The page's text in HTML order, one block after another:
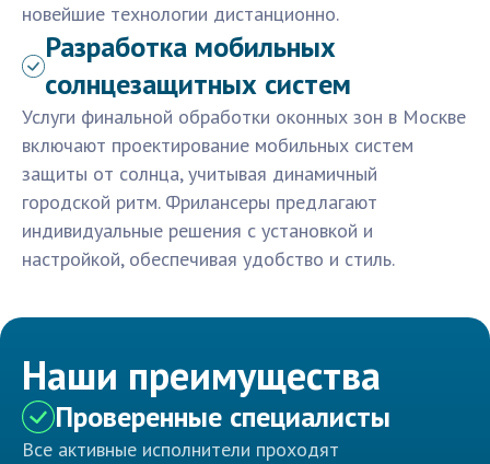
новейшие технологии дистанционно.
Разработка мобильных
солнцезащитных систем
Услуги финальной обработки оконных зон в Москве
включают проектирование мобильных систем
защиты от солнца, учитывая динамичный
городской ритм. Фрилансеры предлагают
индивидуальные решения с установкой и
настройкой, обеспечивая удобство и стиль.
Наши преимущества
Проверенные специалисты
Все активные исполнители проходят